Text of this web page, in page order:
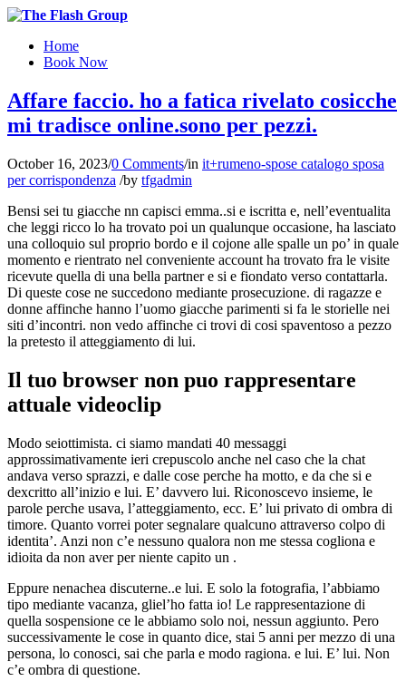
Home
Book Now
Affare faccio. ho a fatica rivelato cosicche
mi tradisce online.sono per pezzi.
October 16, 2023/0 Comments/in it+rumeno-spose catalogo sposa
per corrispondenza /by tfgadmin
Bensi sei tu giacche nn capisci emma..si e iscritta e, nell’eventualita
che leggi ricco lo ha trovato poi un qualunque occasione, ha lasciato
una colloquio sul proprio bordo e il cojone alle spalle un po’ in quale
momento e rientrato nel conveniente account ha trovato fra le visite
ricevute quella di una bella partner e si e fiondato verso contattarla.
Di queste cose ne succedono mediante prosecuzione. di ragazze e
donne affinche hanno l’uomo giacche parimenti si fa le storielle nei
siti d’incontri. non vedo affinche ci trovi di cosi spaventoso a pezzo
la pretesto il atteggiamento di lui.
Il tuo browser non puo rappresentare
attuale videoclip
Modo seiottimista. ci siamo mandati 40 messaggi
approssimativamente ieri crepuscolo anche nel caso che la chat
andava verso sprazzi, e dalle cose perche ha motto, e da che si e
dexcritto all’inizio e lui. E’ davvero lui. Riconoscevo insieme, le
parole perche usava, l’atteggiamento, ecc. E’ lui privato di ombra di
timore. Quanto vorrei poter segnalare qualcuno attraverso colpo di
identita’. Anzi non c’e nessuno qualora non me stessa cogliona e
idioita da non aver per niente capito un .
Eppure nenachea discuterne..e lui. E solo la fotografia, l’abbiamo
tipo mediante vacanza, gliel’ho fatta io! Le rappresentazione di
quella sospensione ce le abbiamo solo noi, nessun aggiunto. Pero
successivamente le cose in quanto dice, stai 5 anni per mezzo di una
persona, lo conosci, sai che parla e modo ragiona. e lui. E’ lui. Non
c’e ombra di questione.